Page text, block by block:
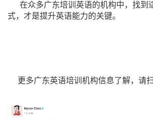
在众多广东培训英语的机构中，找到
式，才是提升英语能力的关键。
更多广东英语培训机构信息了解，请